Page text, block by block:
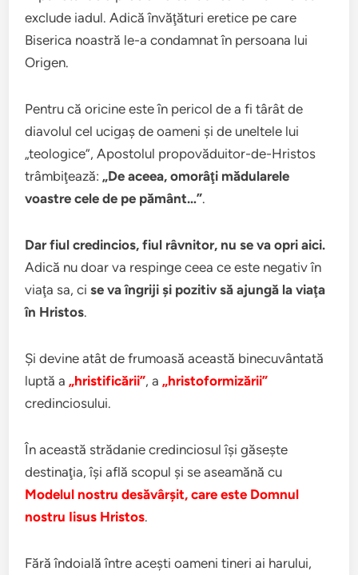
exclude iadul. Adică învăţături eretice pe care
Biserica noastră le-a condamnat în persoana lui
Origen.
Pentru că oricine este în pericol de a fi târât de
diavolul cel ucigaş de oameni şi de uneltele lui
„teologice”, Apostolul propovăduitor-de-Hristos
trâmbiţează:„De aceea, omorâţi mădularele
voastre cele de pe pământ…”.
Dar fiul credincios, fiul râvnitor, nu se va opri aici.
Adică nu doar va respinge ceea ce este negativ în
viaţa sa, cise va îngriji şi pozitiv să ajungă la viaţa
în Hristos.
Şi devine atât de frumoasă această binecuvântată
luptă a „hristificării”, a„hristoformizării”
credinciosului.
În această strădanie credinciosul îşi găseşte
destinaţia, îşi află scopul şi se aseamănă cu
Modelul nostru desăvârşit, care este Domnul
nostru Iisus Hristos.
Fără îndoială între aceşti oameni tineri ai harului,